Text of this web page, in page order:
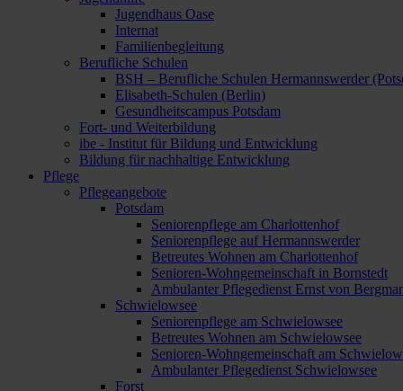
Jugendhaus Oase
Internat
Familienbegleitung
Berufliche Schulen
BSH – Berufliche Schulen Hermannswerder
Elisabeth-Schulen (Berlin)
Gesundheitscampus Potsdam
Fort- und Weiterbildung
ibe - Institut für Bildung und Entwicklung
Bildung für nachhaltige Entwicklung
Pflege
Pflegeangebote
Potsdam
Seniorenpflege am Charlottenhof
Seniorenpflege auf Hermannswerder
Betreutes Wohnen am Charlottenhof
Senioren-Wohngemeinschaft in Bornstedt
Ambulanter Pflegedienst Ernst von
Schwielowsee
Seniorenpflege am Schwielowsee
Betreutes Wohnen am Schwielowsee
Senioren-Wohngemeinschaft am
Ambulanter Pflegedienst Schwielowsee
Forst